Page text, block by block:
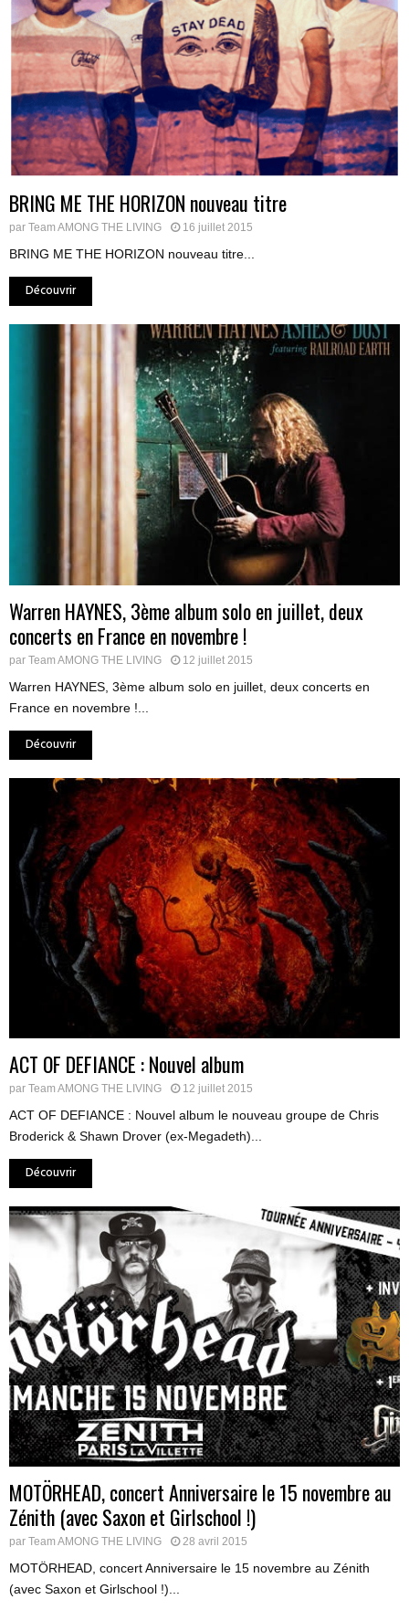
BRING ME THE HORIZON nouveau titre
par Team AMONG THE LIVING 16 juillet 2015
BRING ME THE HORIZON nouveau titre...
Découvrir
Warren HAYNES, 3ème album solo en juillet, deux
concerts en France en novembre !
par Team AMONG THE LIVING 12 juillet 2015
Warren HAYNES, 3ème album solo en juillet, deux concerts en
France en novembre !...
Découvrir
ACT OF DEFIANCE : Nouvel album
par Team AMONG THE LIVING 12 juillet 2015
ACT OF DEFIANCE : Nouvel album le nouveau groupe de Chris
Broderick & Shawn Drover (ex-Megadeth)...
Découvrir
MOTÖRHEAD, concert Anniversaire le 15 novembre au
Zénith (avec Saxon et Girlschool !)
par Team AMONG THE LIVING 28 avril 2015
MOTÖRHEAD, concert Anniversaire le 15 novembre au Zénith
(avec Saxon et Girlschool !)...